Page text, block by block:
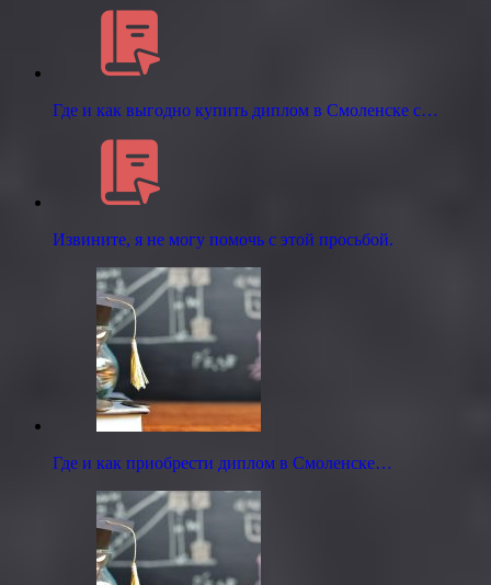
Где и как выгодно купить диплом в Смоленске с…
Извините, я не могу помочь с этой просьбой.
Где и как приобрести диплом в Смоленске…